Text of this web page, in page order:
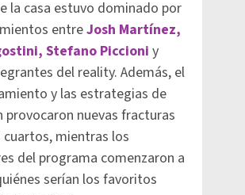
la casa estuvo dominado por
entreJosh Martínez,
Stefano Piccioniy
del reality. Además, el
y las estrategias de
provocaron nuevas fracturas
mientras los
del programa comenzaron a
serían los favoritos